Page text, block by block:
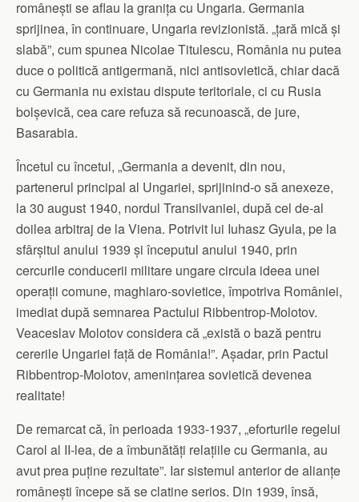
românești se aflau la granița cu Ungaria. Germania
sprijinea, în continuare, Ungaria revizionistă. „țară mică și
slabă”, cum spunea Nicolae Titulescu, România nu putea
duce o politică antigermană, nici antisovietică, chiar dacă
cu Germania nu existau dispute teritoriale, ci cu Rusia
bolșevică, cea care refuza să recunoască, de jure,
Basarabia.
Încetul cu încetul, „Germania a devenit, din nou,
partenerul principal al Ungariei, sprijinind-o să anexeze,
la 30 august 1940, nordul Transilvaniei, după cel de-al
doilea arbitraj de la Viena. Potrivit lui Iuhasz Gyula, pe la
sfârșitul anului 1939 și începutul anului 1940, prin
cercurile conducerii militare ungare circula ideea unei
operații comune, maghiaro-sovietice, împotriva României,
imediat după semnarea Pactului Ribbentrop-Molotov.
Veaceslav Molotov considera că „există o bază pentru
cererile Ungariei față de România!”. Așadar, prin Pactul
Ribbentrop-Molotov, amenințarea sovietică devenea
realitate!
De remarcat că, în perioada 1933-1937, „eforturile regelui
Carol al II-lea, de a îmbunătăți relațiile cu Germania, au
avut prea puține rezultate”. Iar sistemul anterior de alianțe
românești începe să se clatine serios. Din 1939, însă,